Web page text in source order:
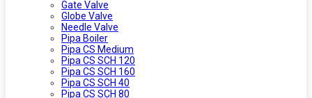
Gate Valve
Globe Valve
Needle Valve
Pipa Boiler
Pipa CS Medium
Pipa CS SCH 120
Pipa CS SCH 160
Pipa CS SCH 40
Pipa CS SCH 80